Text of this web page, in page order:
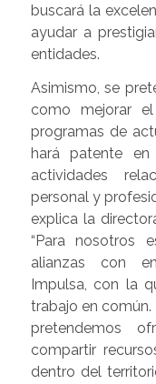
buscará la
ayudar a
entidades.
Asimismo, se
como mejorar
programas de
hará patente
actividades
personal y
explica la
“Para nosotros
alianzas con
Impulsa, con la
trabajo en
pretendemos
compartir
dentro del